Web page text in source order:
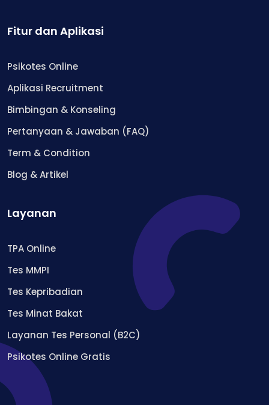
Fitur dan Aplikasi
Psikotes Online
Aplikasi Recruitment
Bimbingan & Konseling
Pertanyaan & Jawaban (FAQ)
Term & Condition
Blog & Artikel
Layanan
TPA Online
Tes MMPI
Tes Kepribadian
Tes Minat Bakat
Layanan Tes Personal (B2C)
Psikotes Online Gratis